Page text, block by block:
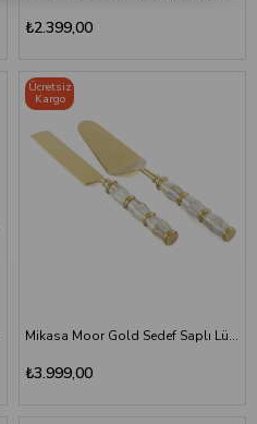
₺2.399,00
Mikasa Moor Gold Sedef Saplı Lüks Kek Servis Takımı
₺3.999,00
Ücretsiz
Kargo